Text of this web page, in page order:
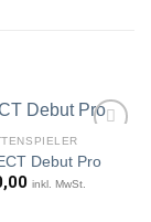
Artikel
Debut Pro
inkl. MwSt.